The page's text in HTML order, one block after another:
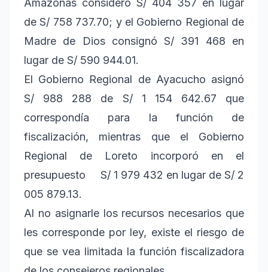
de S/ 758 737.70; y el Gobierno Regional de
Madre de Dios consignó S/ 391 468 en
lugar de S/ 590 944.01.
El Gobierno Regional de Ayacucho asignó
S/ 988 288 de S/ 1 154 642.67 que
correspondía para la función de
fiscalización, mientras que el Gobierno
Regional de Loreto incorporó en el
presupuesto
S/ 1 979 432 en lugar de S/ 2
005 879.13.
Al no asignarle los recursos necesarios que
les corresponde por ley, existe el riesgo de
que se vea limitada la función fiscalizadora